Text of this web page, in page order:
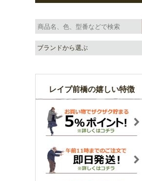
レイブ前橋の嬉しい特徴